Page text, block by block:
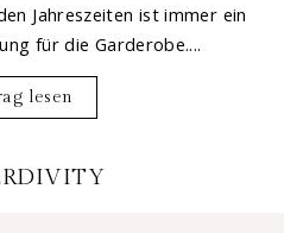
Jahreszeiten ist immer ein
für die Garderobe....
lesen